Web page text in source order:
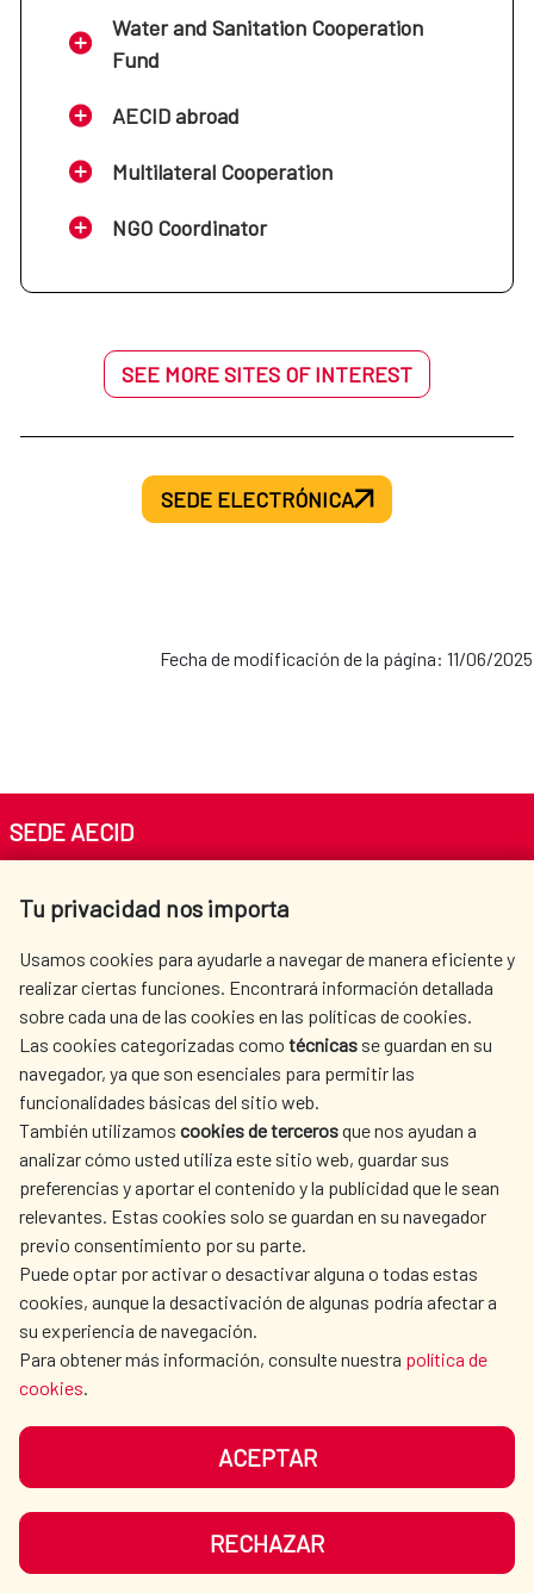
Water and Sanitation Cooperation
Fund
AECID abroad
Multilateral Cooperation
NGO Coordinator
SEE MORE SITES OF INTEREST
SEDE ELECTRÓNICA
Fecha de modificación de la página: 11/06/2025
Tu privacidad nos importa
Usamos cookies para ayudarle a navegar de manera eficiente y
realizar ciertas funciones. Encontrará información detallada
sobre cada una de las cookies en las políticas de cookies.
Las cookies categorizadas como técnicas se guardan en su
navegador, ya que son esenciales para permitir las
funcionalidades básicas del sitio web.
También utilizamos cookies de tercerosque nos ayudan a
analizar cómo usted utiliza este sitio web, guardar sus
preferencias y aportar el contenido y la publicidad que le sean
relevantes. Estas cookies solo se guardan en su navegador
previo consentimiento por su parte.
Puede optar por activar o desactivar alguna o todas estas
cookies, aunque la desactivación de algunas podría afectar a
su experiencia de navegación.
Para obtener más información, consulte nuestra política de
cookies.
ACEPTAR
RECHAZAR
SEDE AECID
Tel. +34 900 20 30 54​​​​​​​
AECID
WHERE DO WE COOPERATE?
SPANISH HUMANITARIAN
ACTION
PRESS ROOM
CULTURE AND SCIENCE LIBRARY
OUR SOCIAL MEDIA
DATA PROTECTION
SITEMAP